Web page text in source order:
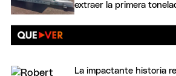
extraer la primera
La impactante historia